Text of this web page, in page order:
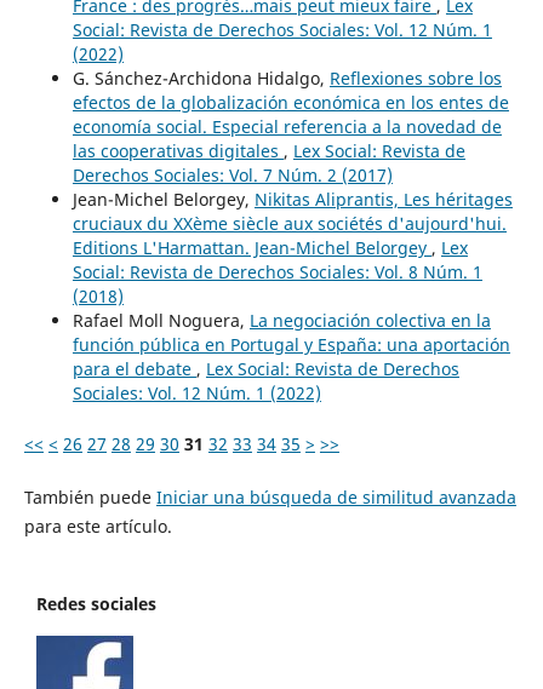
France : des progrès…mais peut mieux faire , Lex
Social: Revista de Derechos Sociales: Vol. 12 Núm. 1
(2022)
G. Sánchez-Archidona Hidalgo, Reflexiones sobre los
efectos de la globalización económica en los entes de
economía social. Especial referencia a la novedad de
las cooperativas digitales , Lex Social: Revista de
Derechos Sociales: Vol. 7 Núm. 2 (2017)
Jean-Michel Belorgey, Nikitas Aliprantis, Les héritages
cruciaux du XXème siècle aux sociétés d'aujourd'hui.
Editions L'Harmattan. Jean-Michel Belorgey , Lex
Social: Revista de Derechos Sociales: Vol. 8 Núm. 1
(2018)
Rafael Moll Noguera, La negociación colectiva en la
función pública en Portugal y España: una aportación
para el debate , Lex Social: Revista de Derechos
Sociales: Vol. 12 Núm. 1 (2022)
<< < 26 27 28 29 30 31 32 33 34 35 > >>
También puede Iniciar una búsqueda de similitud avanzada
para este artículo.
Redes sociales